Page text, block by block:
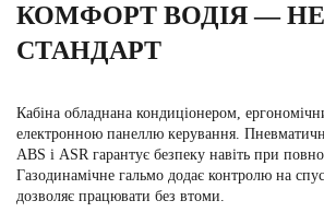
КОМФОРТ ВОДІЯ —
СТАНДАРТ
Кабіна обладнана кондиціонером,
електронною панеллю керування.
ABS і ASR гарантує безпеку навіть при
Газодинамічне гальмо додає контролю на
дозволяє працювати без втоми.